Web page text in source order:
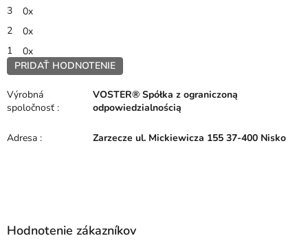
3
0x
2
0x
1
0x
PRIDAŤ HODNOTENIE
V
ý
p
s
h
e
n
Výrobná
spoločnosť :
VOSTER® Spółka z ograniczoną
odpowiedzialnością
Adresa : Zarzecze ul. Mickiewicza 155 37-400 Nisko
Hodnotenie zákazníkov